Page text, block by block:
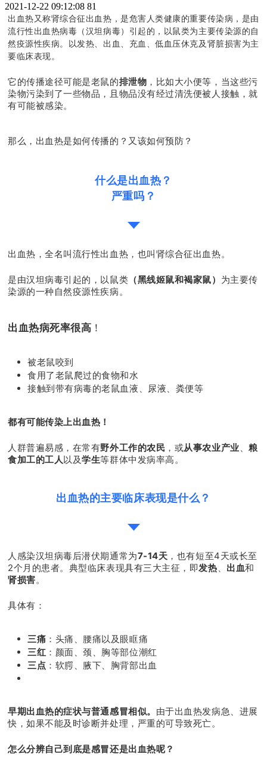
2021-12-22 09:12:08 81
出血热又称肾综合征出血热，是危害人类健康的重要传染病，是由
流行性出血热病毒（汉坦病毒）引起的，以鼠类为主要传染源的自
然疫源性疾病。以发热、出血、充血、低血压休克及肾脏损害为主
要临床表现。
它的传播途径可能是老鼠的排泄物 ，比如大小便等，当这些污
染物污染到了一些物品，且物品没有经过清洗便被人接触，就
有可能被感染。
那么，出血热是如何传播的？又该如何预防？
什么是出血热？
严重吗？
出血热，全名叫流行性出血热，也叫肾综合征出血热。
是由汉坦病毒引起的，以鼠类 （黑线姬鼠和褐家鼠） 为主要传
染源的一种自然疫源性疾病。
出血热病死率很高 ！
被老鼠咬到
食用了老鼠爬过的食物和水
接触到带有病毒的老鼠血液、尿液、粪便等
都有可能传染上出血热！
人群普遍易感，在常有野外工作的农民 ，或从事农业产业 、粮
食加工的工人以及学生等群体中发病率高。
出血热的主要临床表现是什么？
人感染汉坦病毒后潜伏期通常为7-14天 ，也有短至4天或长至
2个月的患者。典型临床表现具有三大主征，即发热 出血和
肾损害。
具体有：
三痛 ：头痛、腰痛以及眼眶痛
三红 ：颜面、颈、胸等部位潮红
三点 ：软腭、腋下、胸背部出血
早期出血热的症状与普通感冒相似。 由于出血热发病急、进展
快，如果不能及时诊断并处理，严重的可导致死亡。
怎么分辨自己到底是感冒还是出血热呢？